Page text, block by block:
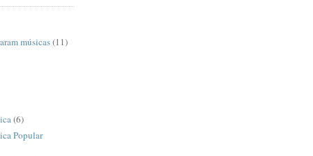
músicas(11)
(6)
Popular